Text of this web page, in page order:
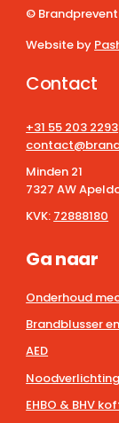
©
Website by
Contact
+31 55 203 2293
Minden 21
7327 AW
KVK: 72888180
Ga naar
Onderhoud
Brandblusser
AED
Noodverlichting
EHBO & BHV